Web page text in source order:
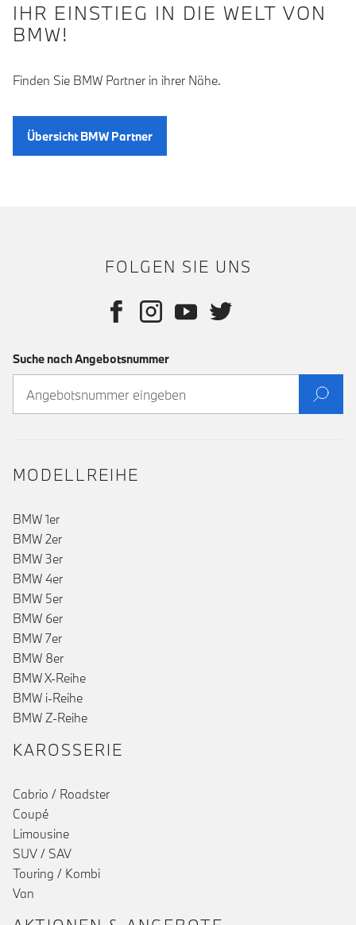
IHR EINSTIEG IN DIE WELT VON
BMW!
Finden Sie BMW Partner in ihrer Nähe.
Übersicht BMW Partner
FOLGEN SIE UNS
Suche nach Angebotsnummer
MODELLREIHE
BMW 1er
BMW 2er
BMW 3er
BMW 4er
BMW 5er
BMW 6er
BMW 7er
BMW 8er
BMW X-Reihe
BMW i-Reihe
BMW Z-Reihe
KAROSSERIE
Cabrio / Roadster
Coupé
Limousine
SUV / SAV
Touring / Kombi
Van